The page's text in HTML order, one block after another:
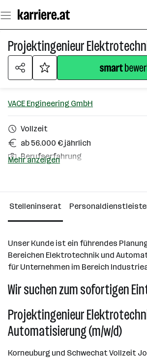
Seiteninhalt
springen
VACE Engineering GmbH
Vollzeit
ab 56.000 € jährlich
Berufserfahrung
Mehr anzeigen
Stelleninserat
Unser Kunde ist ein führendes
Bereichen Elektrotechnik und
für Unternehmen im Bereich
Wir suchen zum sofortigen
Projektingenieur
Automatisierung (m/w/d)
Korneuburg und Schwechat Vollzeit